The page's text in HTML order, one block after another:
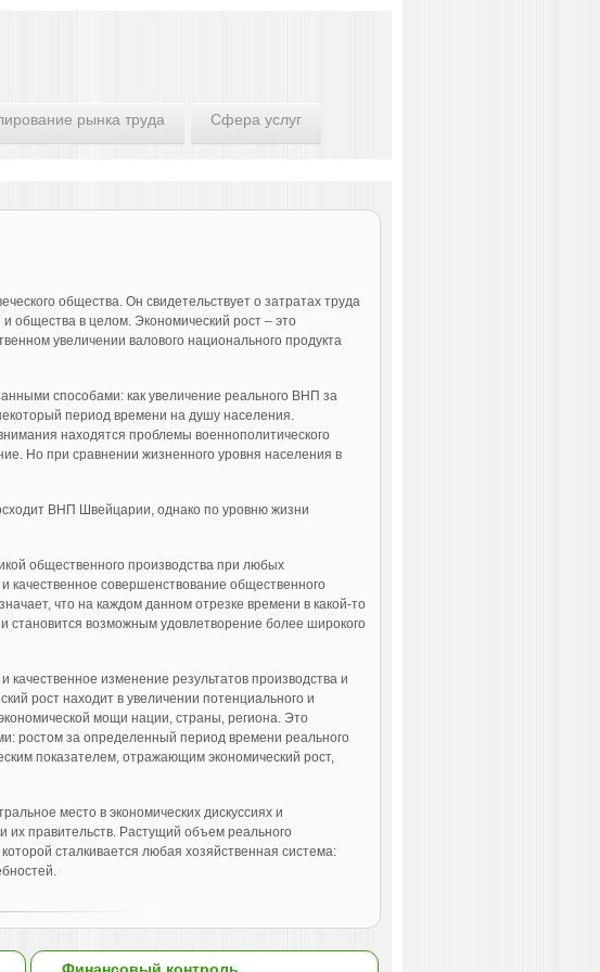
рынка труда Сфера услуг
общества. Он свидетельствует о затратах труда
общества в целом. Экономический рост – это
увеличении валового национального продукта
способами: как увеличение реального ВНП за
период времени на душу населения.
находятся проблемы военнополитического
Но при сравнении жизненного уровня населения в
ВНП Швейцарии, однако по уровню жизни
общественного производства при любых
качественное совершенствование общественного
что на каждом данном отрезке времени в какой-то
становится возможным удовлетворение более широкого
изменение результатов производства и
рост находит в увеличении потенциального и
мощи нации, страны, региона. Это
ростом за определенный период времени реального
показателем, отражающим экономический рост,
место в экономических дискуссиях и
правительств. Растущий объем реального
сталкивается любая хозяйственная система: